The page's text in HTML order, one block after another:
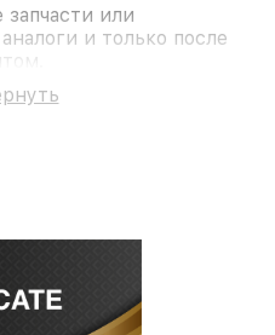
или
и только после
комплектующие
гарантия. В случае
и
в ремонтно-